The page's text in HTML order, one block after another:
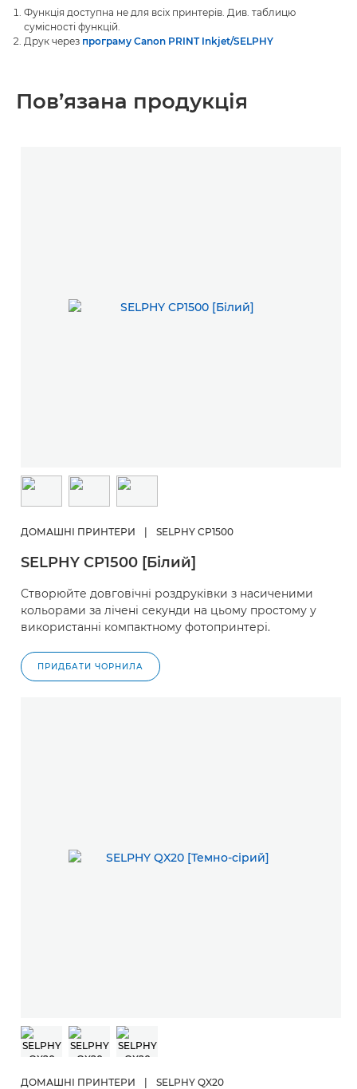
Функція доступна не для всіх принтерів. Див. таблицю
сумісності функцій.
Друк через програму Canon PRINT Inkjet/SELPHY
Пов’язана продукція
ДОМАШНІ ПРИНТЕРИ SELPHY CP1500
SELPHY CP1500 [Білий]
Створюйте довговічні роздруківки з насиченими
кольорами за лічені секунди на цьому простому у
використанні компактному фотопринтері.
ПРИДБАТИ ЧОРНИЛА
ДОМАШНІ ПРИНТЕРИ SELPHY QX20